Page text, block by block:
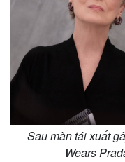
Sau màn tái xuất
Wears